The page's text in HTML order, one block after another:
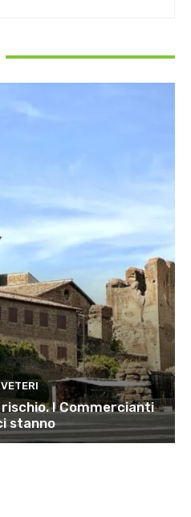
I Commercianti
stanno